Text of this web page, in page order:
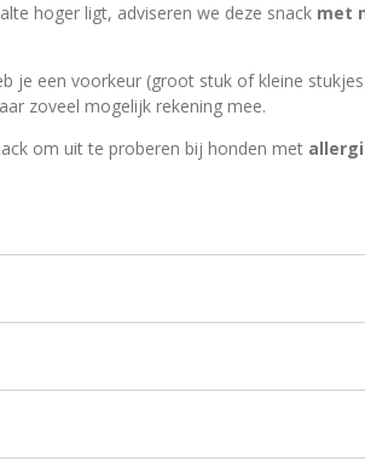
hoger ligt, adviseren we deze snack met
je een voorkeur (groot stuk of kleine
zoveel mogelijk rekening mee.
om uit te proberen bij honden met